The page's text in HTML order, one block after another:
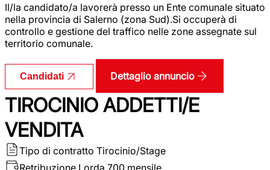
Il/la candidato/a lavorerà presso un Ente comunale situato
nella provincia di Salerno (zona Sud).Si occuperà di
controllo e gestione del traffico nelle zone assegnate sul
territorio comunale.
Candidati Dettaglio annuncio
TIROCINIO ADDETTI/E
VENDITA
Tipo di contratto Tirocinio/Stage
Retribuzione Lorda 700 mensile